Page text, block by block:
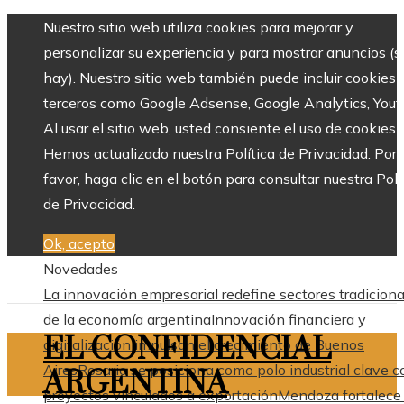
Nuestro sitio web utiliza cookies para mejorar y
personalizar su experiencia y para mostrar anuncios
hay). Nuestro sitio web también puede incluir cookies
terceros como Google Adsense, Google Analytics,
Al usar el sitio web, usted consiente el uso de cookies.
Hemos actualizado nuestra Política de Privacidad. Por
favor, haga clic en el botón para consultar nuestra
de Privacidad.
Ok, acepto
Novedades
La innovación empresarial redefine sectores
de la economía argentinaInnovación financiera y
digitalización impulsan el crecimiento de Buenos
AiresRosario se posiciona como polo industrial clave
proyectos vinculados a exportaciónMendoza fortalece
EL CONFIDENCIAL
ARGENTINA